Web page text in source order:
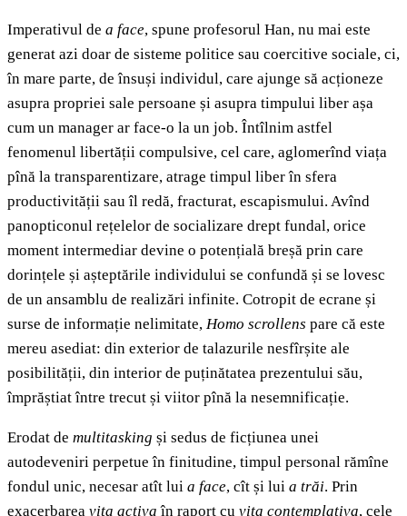
Imperativul de a face, spune profesorul Han, nu mai este
generat azi doar de sisteme politice sau coercitive sociale, ci,
în mare parte, de însuși individul, care ajunge să acționeze
asupra propriei sale persoane și asupra timpului liber așa
cum un manager ar face-o la un job. Întîlnim astfel
fenomenul libertății compulsive, cel care, aglomerînd viața
pînă la transparentizare, atrage timpul liber în sfera
productivității sau îl redă, fracturat, escapismului. Avînd
panopticonul rețelelor de socializare drept fundal, orice
moment intermediar devine o potențială breșă prin care
dorințele și așteptările individului se confundă și se lovesc
de un ansamblu de realizări infinite. Cotropit de ecrane și
surse de informație nelimitate, Homo scrollens pare că este
mereu asediat: din exterior de talazurile nesfîrșite ale
posibilității, din interior de puținătatea prezentului său,
împrăștiat între trecut și viitor pînă la nesemnificație.
Erodat de multitasking și sedus de ficțiunea unei
autodeveniri perpetue în finitudine, timpul personal rămîne
fondul unic, necesar atît lui a face, cît și lui a trăi. Prin
exacerbarea vita activaîn raport cu vita contemplativa, cele